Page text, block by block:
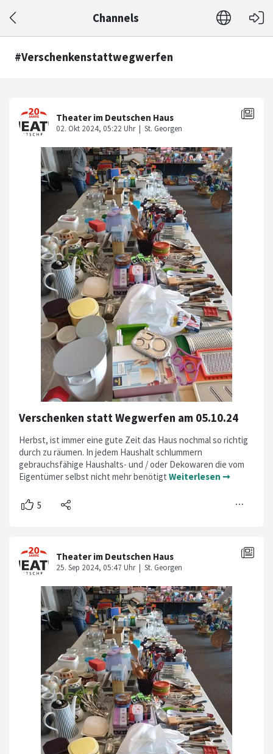
Channels
#Verschenkenstattwegwerfen
Verschenken statt Wegwerfen am 05.10.24
Herbst, ist immer eine gute Zeit das Haus nochmal so richtig
durch zu räumen. In jedem Haushalt schlummern
gebrauchsfähige Haushalts- und / oder Dekowaren die vom
Eigentümer selbst nicht mehr benötigt Weiterlesen ➞